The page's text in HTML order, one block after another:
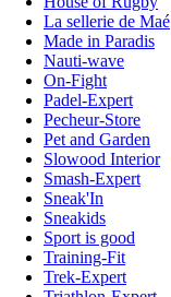
La sellerie de Maé
Made in Paradis
Nauti-wave
On-Fight
Padel-Expert
Pecheur-Store
Pet and Garden
Slowood Interior
Smash-Expert
Sneak'In
Sneakids
Sport is good
Training-Fit
Trek-Expert